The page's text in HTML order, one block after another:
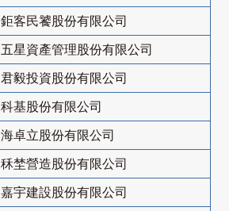
鉅客民饕股份有限公司
五星資產管理股份有限公司
君毅投資股份有限公司
科基股份有限公司
海卓立股份有限公司
秝埜營造股份有限公司
嘉宇建設股份有限公司